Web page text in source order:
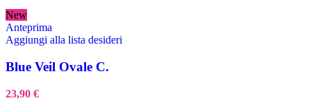
New
Anteprima
Aggiungi alla lista desideri
Blue Veil Ovale C.
23,90 €